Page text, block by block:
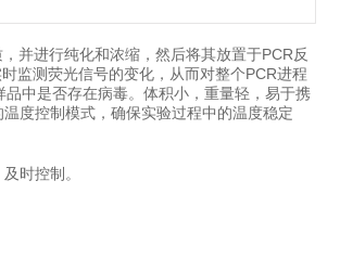
并进行纯化和浓缩，然后将其放置于PCR反
监测荧光信号的变化，从而对整个PCR进程
中是否存在病毒。体积小，重量轻，易于携
度控制模式，确保实验过程中的温度稳定
时控制。